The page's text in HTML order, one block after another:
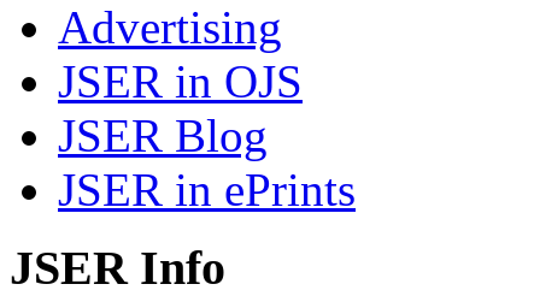
Advertising
JSER in OJS
JSER Blog
JSER in ePrints
JSER Info